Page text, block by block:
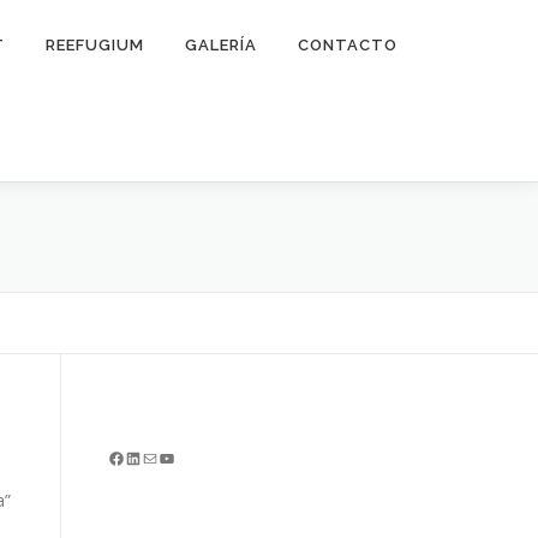
REEFUGIUM GALERÍA CONTACTO
Facebook LinkedIn Correo electrónico YouTube